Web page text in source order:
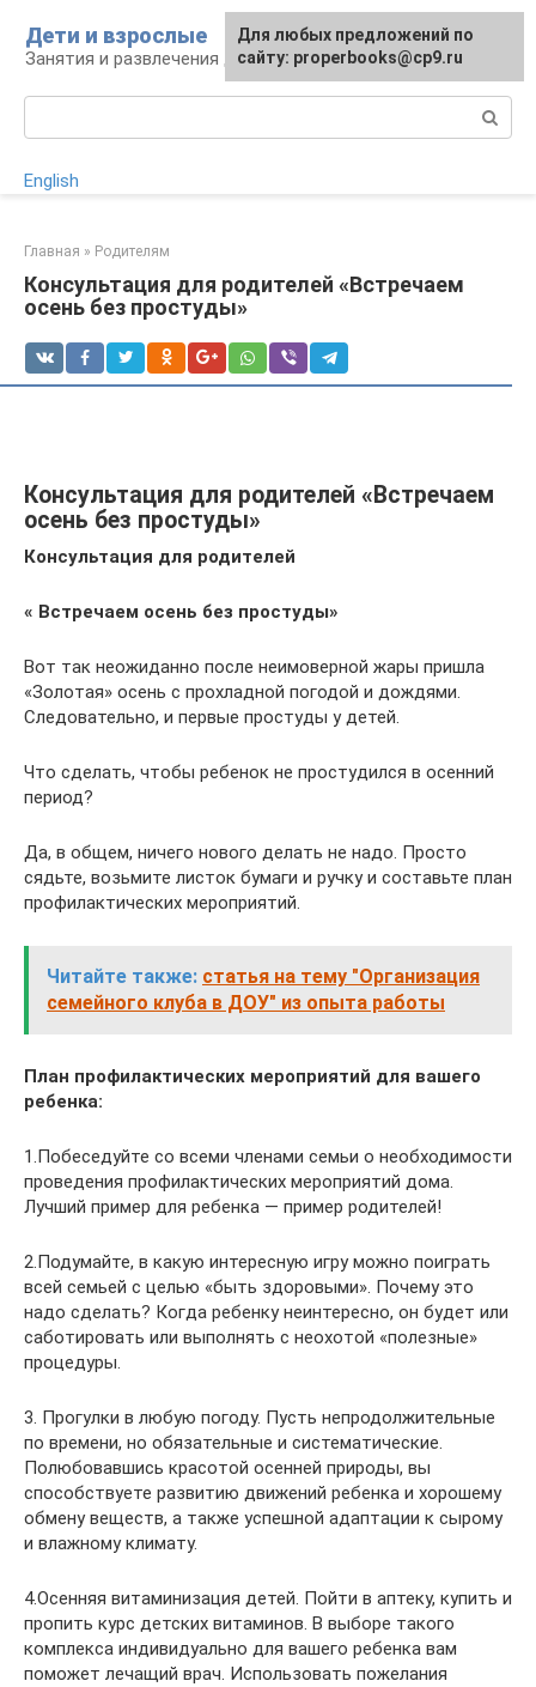
контенту
Дети и взрослые
Занятия и развлечения для дошкольников
English
Главная » Родителям
Консультация для родителей «Встречаем
осень без простуды»
Консультация для родителей «Встречаем
осень без простуды»
Консультация для родителей
« Встречаем осень без простуды»
Вот так неожиданно после неимоверной жары пришла
«Золотая» осень с прохладной погодой и дождями.
Следовательно, и первые простуды у детей.
Что сделать, чтобы ребенок не простудился в осенний
период?
Да, в общем, ничего нового делать не надо. Просто
сядьте, возьмите листок бумаги и ручку и составьте план
профилактических мероприятий.
Читайте также: статья на тему "Организация
семейного клуба в ДОУ" из опыта работы
План профилактических мероприятий для вашего
ребенка:
1.Побеседуйте со всеми членами семьи о необходимости
проведения профилактических мероприятий дома.
Лучший пример для ребенка — пример родителей!
2.Подумайте, в какую интересную игру можно поиграть
всей семьей с целью «быть здоровыми». Почему это
надо сделать? Когда ребенку неинтересно, он будет или
саботировать или выполнять с неохотой «полезные»
процедуры.
3. Прогулки в любую погоду. Пусть непродолжительные
по времени, но обязательные и систематические.
Полюбовавшись красотой осенней природы, вы
способствуете развитию движений ребенка и хорошему
обмену веществ, а также успешной адаптации к сырому
и влажному климату.
4.Осенняя витаминизация детей. Пойти в аптеку, купить и
пропить курс детских витаминов. В выборе такого
комплекса индивидуально для вашего ребенка вам
поможет лечащий врач. Использовать пожелания
Для любых предложений по
сайту: properbooks@cp9.ru